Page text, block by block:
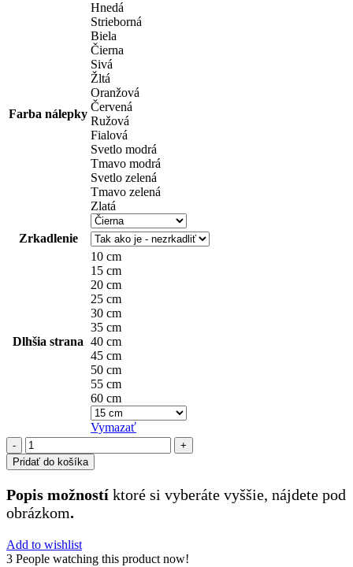
Farba nálepky
Hnedá
Strieborná
Biela
Čierna
Sivá
Žltá
Oranžová
Červená
Ružová
Fialová
Svetlo modrá
Tmavo modrá
Svetlo zelená
Tmavo zelená
Zlatá
Zrkadlenie
Dlhšia strana
10 cm
15 cm
20 cm
25 cm
30 cm
35 cm
40 cm
45 cm
50 cm
55 cm
60 cm
Vymazať
množstvo
nezaradené
(52)
Pridať do košíka
Popis možností ktoré si vyberáte vyššie, nájdete pod
obrázkom.
Add to wishlist
3 People watching this product now!